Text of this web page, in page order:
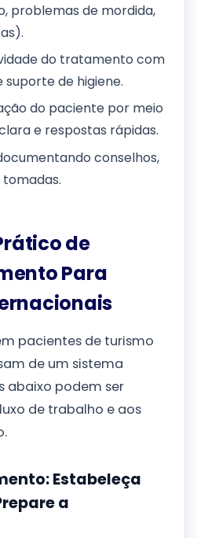
problemas de mordida,
do tratamento com
suporte de higiene.
do paciente por meio
e respostas rápidas.
conselhos,
de
Para
pacientes de turismo
de um sistema
abaixo podem ser
de trabalho e aos
Estabeleça
a